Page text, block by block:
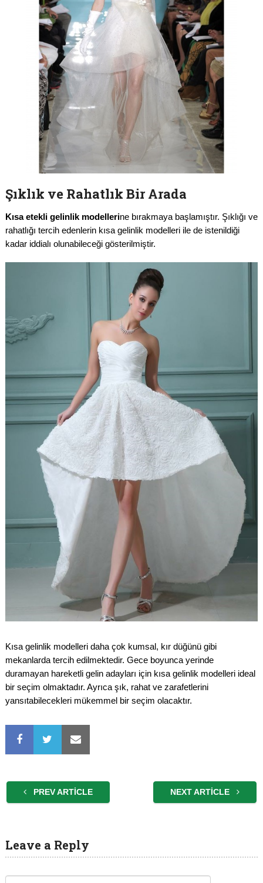
Şıklık ve Rahatlık Bir Arada
Kısa etekli gelinlik modellerine bırakmaya başlamıştır. Şıklığı ve
rahatlığı tercih edenlerin kısa gelinlik modelleri ile de istenildiği
kadar iddialı olunabileceği gösterilmiştir.
Kısa gelinlik modelleri daha çok kumsal, kır düğünü gibi
mekanlarda tercih edilmektedir. Gece boyunca yerinde
duramayan hareketli gelin adayları için kısa gelinlik modelleri ideal
bir seçim olmaktadır. Ayrıca şık, rahat ve zarafetlerini
yansıtabilecekleri mükemmel bir seçim olacaktır.
PREV ARTICLE NEXT ARTICLE
Leave a Reply